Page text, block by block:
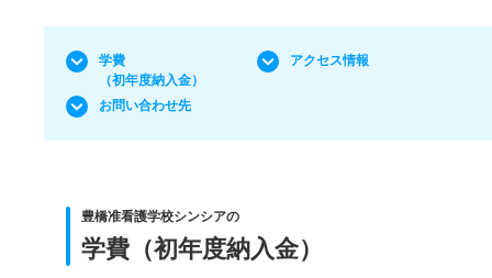
学費
（初年度納入金）
アクセス情報
お問い合わせ先
豊橋准看護学校シンシアの
学費（初年度納入金）